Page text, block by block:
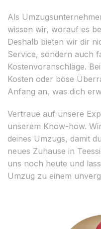
Als
wissen wir, worauf es
Deshalb bieten wir dir
Service, sondern auch
Kostenvoranschläge.
Kosten oder böse
Anfang an, was dich
Vertraue auf unsere
unserem Know-how.
deines Umzugs, damit
neues Zuhause in
uns noch heute und
Umzug zu einem